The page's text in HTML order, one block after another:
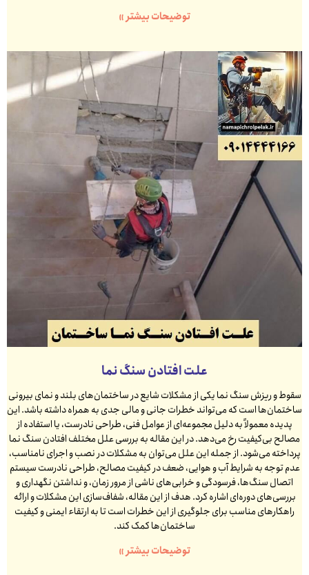
توضیحات بیشتر »
علت افتادن سنگ نما
سقوط و ریزش سنگ نما یکی از مشکلات شایع در ساختمان‌های بلند و نمای بیرونی
ساختمان‌ها است که می‌تواند خطرات جانی و مالی جدی به همراه داشته باشد. این
پدیده معمولاً به دلیل مجموعه‌ای از عوامل فنی، طراحی نادرست، یا استفاده از
مصالح بی‌کیفیت رخ می‌دهد. در این مقاله به بررسی علل مختلف افتادن سنگ نما
پرداخته می‌شود. از جمله این علل می‌توان به مشکلات در نصب و اجرای نامناسب،
عدم توجه به شرایط آب و هوایی، ضعف در کیفیت مصالح، طراحی نادرست سیستم
اتصال سنگ‌ها، فرسودگی و خرابی‌های ناشی از مرور زمان، و نداشتن نگهداری و
بررسی‌های دوره‌ای اشاره کرد. هدف از این مقاله، شفاف‌سازی این مشکلات و ارائه
راهکارهای مناسب برای جلوگیری از این خطرات است تا به ارتقاء ایمنی و کیفیت
ساختمان‌ها کمک کند.
توضیحات بیشتر »